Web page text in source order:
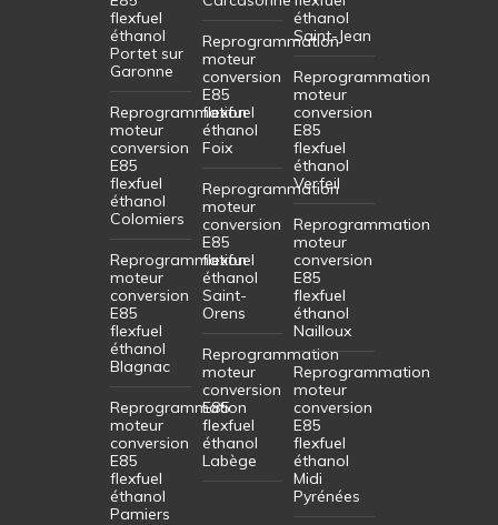
flexfuel
éthanol
Portet sur
Garonne
Reprogrammation
moteur
conversion
E85
flexfuel
éthanol
Colomiers
Reprogrammation
moteur
conversion
E85
flexfuel
éthanol
Blagnac
Reprogrammation
moteur
conversion
E85
flexfuel
éthanol
Pamiers
Reprogrammation
moteur
conversion
E85
flexfuel
éthanol
Foix
Reprogrammation
moteur
conversion
E85
flexfuel
éthanol
Saint-
Orens
Reprogrammation
moteur
conversion
E85
flexfuel
éthanol
Labège
éthanol
Saint-Jean
Reprogrammation
moteur
conversion
E85
flexfuel
éthanol
Verfeil
Reprogrammation
moteur
conversion
E85
flexfuel
éthanol
Nailloux
Reprogrammation
moteur
conversion
E85
flexfuel
éthanol
Midi
Pyrénées